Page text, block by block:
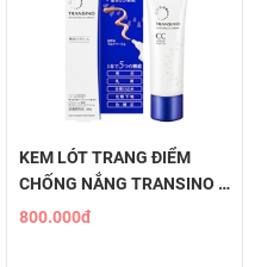
KEM LÓT TRANG ĐIỂM
CHỐNG NẮNG TRANSINO -
WHITENING CC CREAM
800.000đ